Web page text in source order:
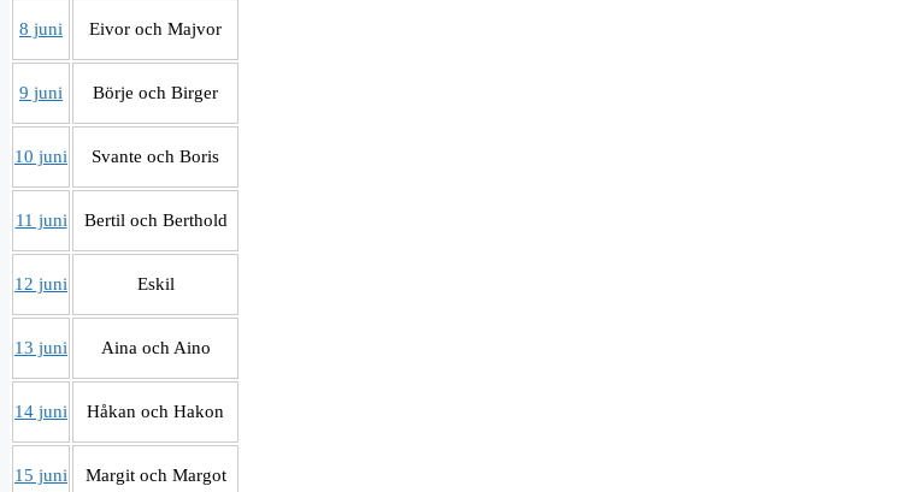
8 juni Eivor och Majvor
9 juni Börje och Birger
10 juni Svante och Boris
11 juni Bertil och Berthold
12 juni Eskil
13 juni Aina och Aino
14 juni Håkan och Hakon
15 juni Margit och Margot